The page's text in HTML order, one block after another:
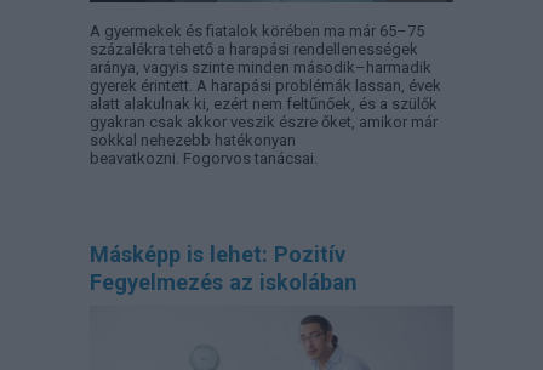
A gyermekek és fiatalok körében ma már 65–75
százalékra tehető a harapási rendellenességek
aránya, vagyis szinte minden második–harmadik
gyerek érintett. A harapási problémák lassan, évek
alatt alakulnak ki, ezért nem feltűnőek, és a szülők
gyakran csak akkor veszik észre őket, amikor már
sokkal nehezebb hatékonyan
beavatkozni. Fogorvos tanácsai.
Másképp is lehet: Pozitív
Fegyelmezés az iskolában